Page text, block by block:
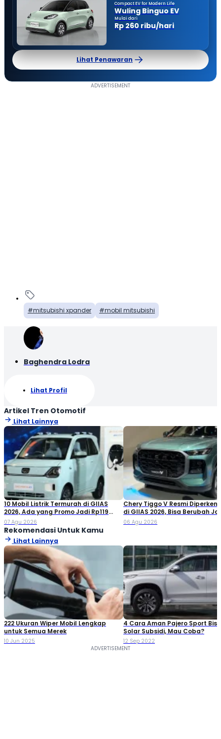
Compact EV for Modern Life
Wuling Binguo EV
Mulai dari
Rp 260 ribu/hari
Lihat Penawaran
mitsubishi xpander mobil mitsubishi
Baghendra Lodra
Lihat Profil
Artikel Tren Otomotif
Lihat Lainnya
10 Mobil Listrik Termurah di GIIAS
2026, Ada yang Promo Jadi Rp119
Jutaan!
07 Agu 2026
Chery Tiggo V Resmi
di GIIAS 2026, Bisa Berubah
Double Cabin
06 Agu 2026
Rekomendasi Untuk Kamu
Lihat Lainnya
222 Ukuran Wiper Mobil Lengkap
untuk Semua Merek
10 Jun 2025
4 Cara Aman Pajero Sport
Solar Subsidi, Mau Coba?
12 Sep 2022